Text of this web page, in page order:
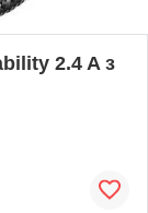
2.4 A з